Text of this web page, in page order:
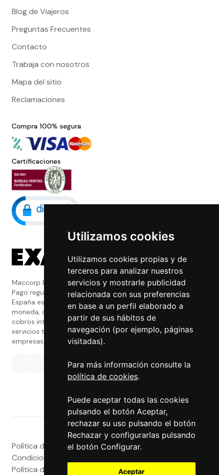
Utilizamos cookies
Utilizamos cookies propias y de
terceros para analizar nuestros
servicios y mostrarle publicidad
relacionada con sus preferencias
en base a un perfil elaborado a
partir de sus hábitos de
navegación (por ejemplo, páginas
visitadas).
Para más información consulte la
política de cookies.
Puede aceptar todas las cookies
pulsando el botón Aceptar,
rechazar su uso pulsando el botón
Rechazar y configurarlas pulsando
el botón Configurar.
Aceptar
Blog de Viajeros
Preguntas Frecuentes
Contacto
Trabaja con nosotros
Mapa del sitio
Reclamaciones
Compra 100% segura
Certificaciones
Maccorp Exact Change es una Entidad de
Pago regulada y con licencia del Banco de
España especializada en cambio de
moneda, divisas, transferencias, pagos y
cobros internacionales que presta estos
servicios tanto a particulares como a
empresas.
Política de privacidad| Atención al Cliente
Condiciones de uso web
Política de Cookies
Política de Calidad